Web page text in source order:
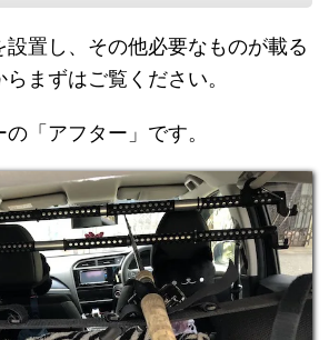
設置し、その他必要なものが載る
まずはご覧ください。
「アフター」です。